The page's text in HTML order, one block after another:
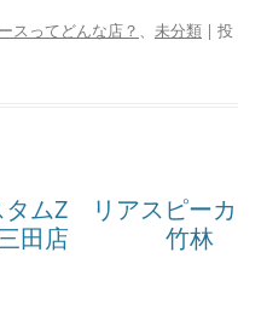
スってどんな店？ 、 未分類 | 投
タムZ リアスピーカ
田店 竹林